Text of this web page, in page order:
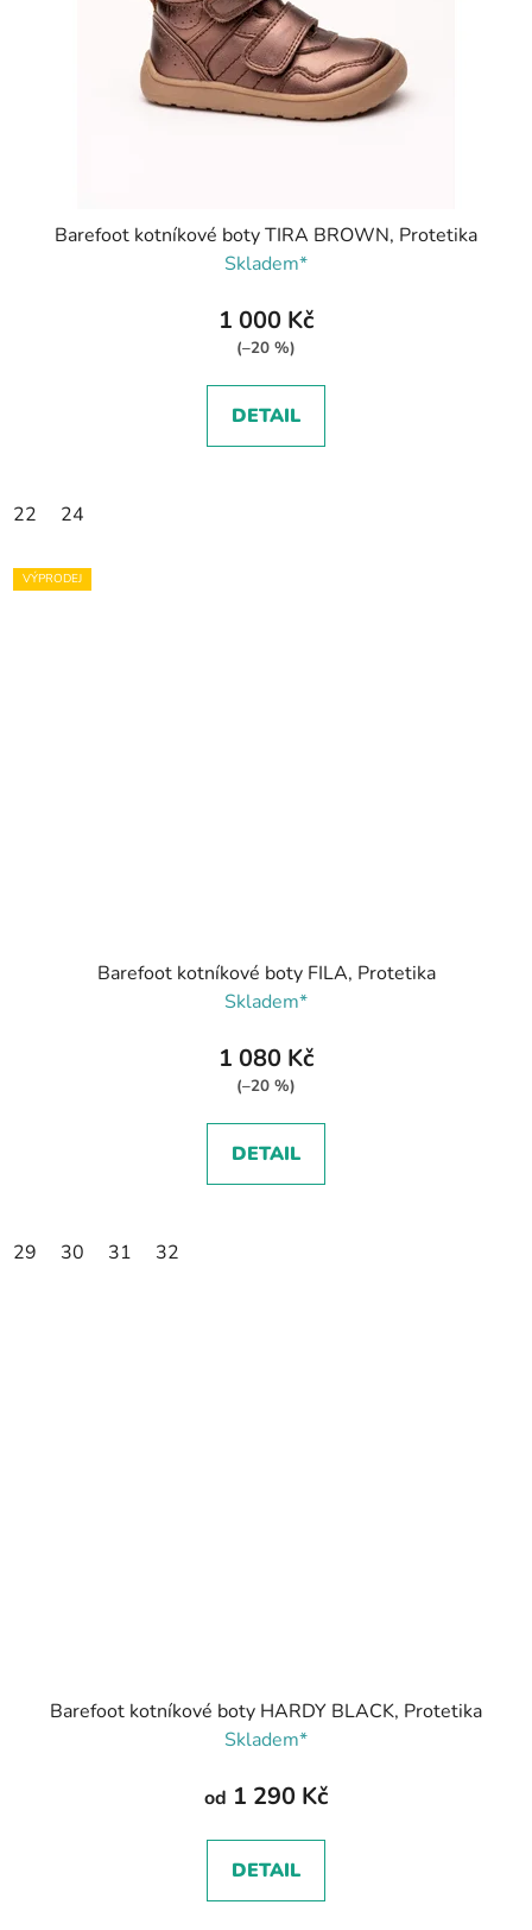
Barefoot kotníkové boty TIRA BROWN, Protetika
Skladem*
1 000 Kč
(–20 %)
DETAIL
22 24
VÝPRODEJ
Barefoot kotníkové boty FILA, Protetika
Skladem*
1 080 Kč
(–20 %)
DETAIL
29 30 31 32
Barefoot kotníkové boty HARDY BLACK, Protetika
Skladem*
od 1 290 Kč
DETAIL